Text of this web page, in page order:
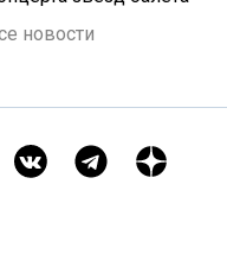
новости